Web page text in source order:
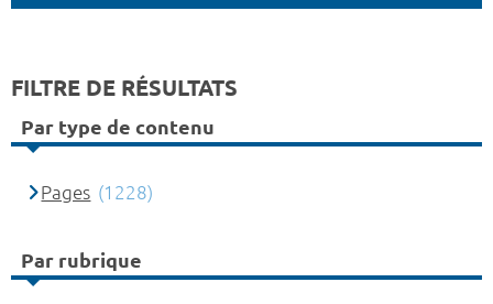
FILTRE DE RÉSULTATS
Par type de contenu
Pages (1228)
Par rubrique